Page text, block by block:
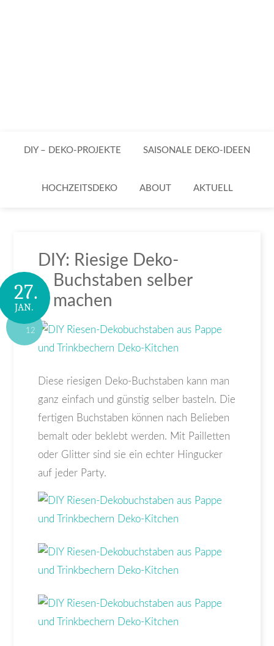
DIY – DEKO-PROJEKTE SAISONALE DEKO-IDEEN
HOCHZEITSDEKO ABOUT AKTUELL
27.
JAN.
12
DIY: Riesige Deko-
Buchstaben selber
machen
Diese riesigen Deko-Buchstaben kann man
ganz einfach und günstig selber basteln. Die
fertigen Buchstaben können nach Belieben
bemalt oder beklebt werden. Mit Pailletten
oder Glitter sind sie ein echter Hingucker
auf jeder Party.